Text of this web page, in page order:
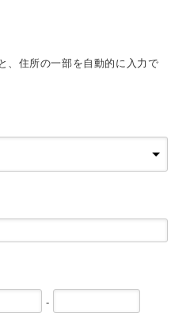
、住所の一部を自動的に入力で
-